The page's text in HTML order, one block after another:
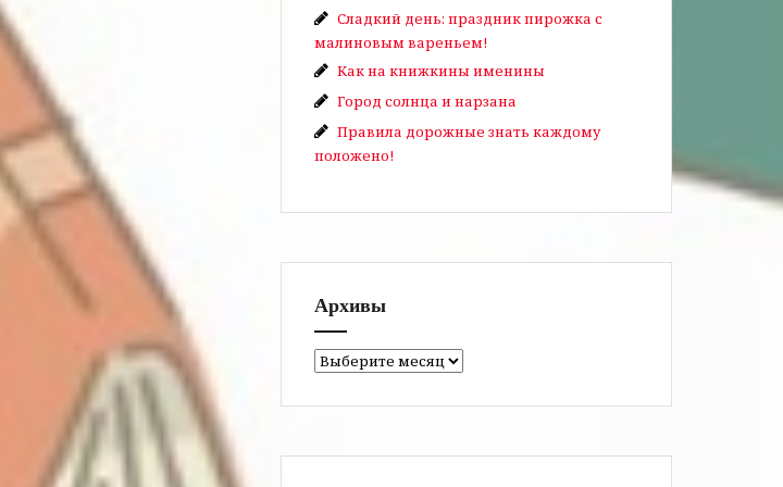
Сладкий день: праздник пирожка с
малиновым вареньем!
Как на книжкины именины
Город солнца и нарзана
Правила дорожные знать каждому
положено!
Архивы
Архивы